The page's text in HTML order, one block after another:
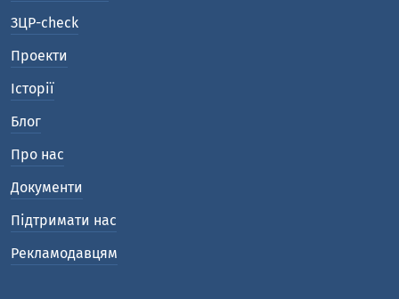
ЗЦР-check
Проекти
Історії
Блог
Про нас
Документи
Підтримати нас
Рекламодавцям